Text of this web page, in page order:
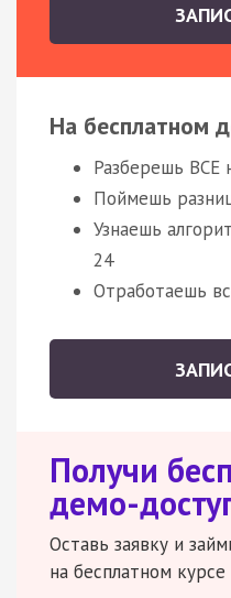
На бесплатном
Разберешь ВСЕ
Поймешь
Узнаешь
24
Отработаешь
Получи
демо-
Оставь заявку и
на бесплатном